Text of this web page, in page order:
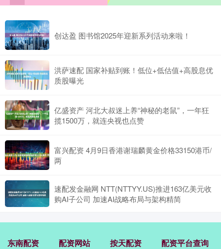
创达盈 图书馆2025年迎新系列活动来啦！
洪萨速配 国家补贴到账！低位+低估值+高股息优
质股曝光
亿盛资产 河北大叔迷上养“神秘的老鼠”，一年狂
揽1500万，就连央视也点赞
富兴配资 4月9日香港谢瑞麟黄金价格33150港币/
两
速配发金融网 NTT(NTTYY.US)推进163亿美元收
购AI子公司 加速AI战略布局与架构精简
东南配资 配资网站 按天配资 配资平台查询